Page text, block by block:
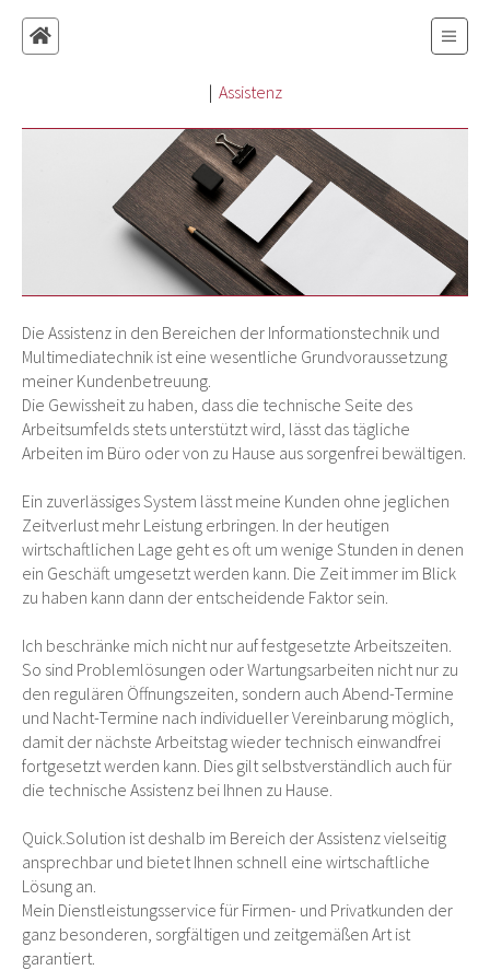
| Assistenz
Die Assistenz in den Bereichen der Informationstechnik und
Multimediatechnik ist eine wesentliche Grundvoraussetzung
meiner Kundenbetreuung.
Die Gewissheit zu haben, dass die technische Seite des
Arbeitsumfelds stets unterstützt wird, lässt das tägliche
Arbeiten im Büro oder von zu Hause aus sorgenfrei bewältigen.
Ein zuverlässiges System lässt meine Kunden ohne jeglichen
Zeitverlust mehr Leistung erbringen. In der heutigen
wirtschaftlichen Lage geht es oft um wenige Stunden in denen
ein Geschäft umgesetzt werden kann. Die Zeit immer im Blick
zu haben kann dann der entscheidende Faktor sein.
Ich beschränke mich nicht nur auf festgesetzte Arbeitszeiten.
So sind Problemlösungen oder Wartungsarbeiten nicht nur zu
den regulären Öffnungszeiten, sondern auch Abend-Termine
und Nacht-Termine nach individueller Vereinbarung möglich,
damit der nächste Arbeitstag wieder technisch einwandfrei
fortgesetzt werden kann. Dies gilt selbstverständlich auch für
die technische Assistenz bei Ihnen zu Hause.
Quick.Solution ist deshalb im Bereich der Assistenz vielseitig
ansprechbar und bietet Ihnen schnell eine wirtschaftliche
Lösung an.
Mein Dienstleistungsservice für Firmen- und Privatkunden der
ganz besonderen, sorgfältigen und zeitgemäßen Art ist
garantiert.